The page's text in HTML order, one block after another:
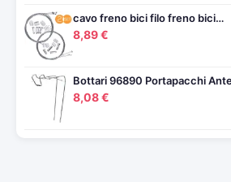
cavo freno bici filo freno bici…
8,89 €
Bottari 96890 Portapacchi
8,08 €